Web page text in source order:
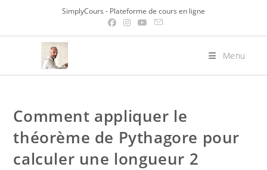
content
SimplyCours - Plateforme de cours en ligne
Menu
Comment appliquer le
théorème de Pythagore pour
calculer une longueur 2